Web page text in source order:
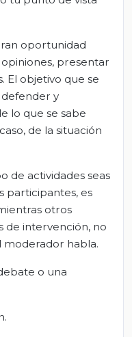
oportunidad
presentar
El objetivo que se
y
lo que se sabe
de la situación
de actividades seas
participantes, es
otros
de intervención, no
habla.
o una